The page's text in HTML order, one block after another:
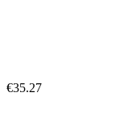
€35.27